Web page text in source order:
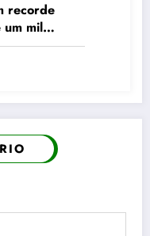
recorde
um mil
para cinco